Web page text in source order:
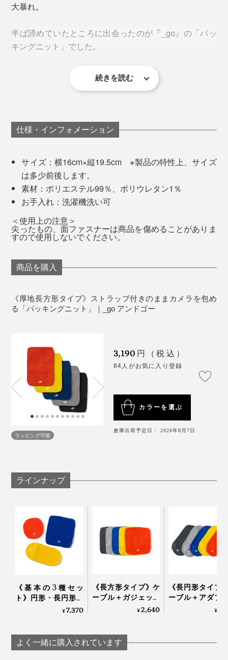
タブレット
カメラを置く際に下に本品を敷くと、キズの防止になり
ます。
とにかくよく伸びてよく縮む“キックバック性”を最大限
栃尾の技術を結集。
糸はオリジナルの「極大ストレッチ素材」。伸びるポリ
ウレタンに伸びにくいポリエステルを独自の技術で撚糸
（ねんし）し、丈夫でストレッチ性の高い糸を開発。
せたまま、熱をかけず染めることで、糸の伸縮性を損な
率的なため、他ではこの方法で染色するところがなくな
ってしまったそうです。
大暴れ。
半ば諦めていたところに出会ったのが『_go』の「パッ
キングニット」でした。
早速使ってみると、使い心地の良さは想像以上。ケーブ
ました。
先日旅行した際にも使ってみましたが、便利だったのが
下記の使い方。
れない）
洗濯ピンチ（他のものと絡まらない）
続きを読む
仕様・インフォメーション
サイズ：横16cm×縦19.5cm ※製品の特性上、サイズ
は多少前後します。
素材：ポリエステル99％、ポリウレタン1％
お手入れ：洗濯機洗い可
＜使用上の注意＞
尖ったもの、面ファスナーは商品を傷めることがありま
すので使用しないでください。
商品を購入
《厚地長方形タイプ》ストラップ付きのままカメラを包め
る「パッキングニット」｜_go アンドゴー
ラッピング可能
3,190 円（税込）
84人がお気に入り登録
カラーを選ぶ
倉庫出荷予定日： 2026年8月7日
ラインナップ
《基本の3種セッ
ト》円形・長円形・
長方形各１個でいろ
アンドゴー
¥7,370
《長方形タイプ》ケ
ーブル＋ガジェット
類を最小にまとめる
ー
¥2,640
《長円形タイプ
ーブル＋アダプ
類を最小にまと
¥
よく一緒に購入されています